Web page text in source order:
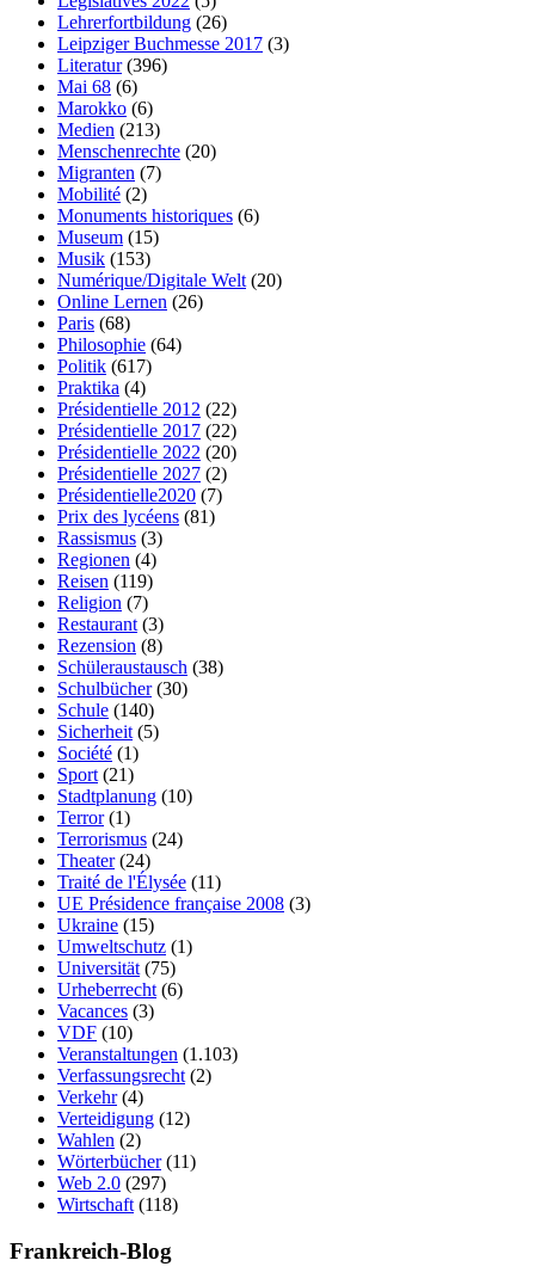
Lehrerfortbildung (26)
Leipziger Buchmesse 2017 (3)
Literatur(396)
Mai 68 (6)
Marokko (6)
Medien (213)
Menschenrechte (20)
Migranten (7)
Mobilité (2)
Monuments historiques (6)
Museum (15)
Musik (153)
Numérique/Digitale Welt (20)
Online Lernen (26)
Paris (68)
Philosophie (64)
Politik (617)
Praktika (4)
Présidentielle 2012 (22)
Présidentielle 2017 (22)
Présidentielle 2022 (20)
Présidentielle 2027 (2)
Présidentielle2020 (7)
Prix des lycéens (81)
Rassismus (3)
Regionen (4)
Reisen (119)
Religion (7)
Restaurant (3)
Rezension (8)
Schüleraustausch (38)
Schulbücher(30)
Schule (140)
Sicherheit (5)
Société (1)
Sport (21)
Stadtplanung (10)
Terror(1)
Terrorismus (24)
Theater(24)
Traité de l'Élysée (11)
UE Présidence française 2008 (3)
Ukraine (15)
Umweltschutz (1)
Universität (75)
Urheberrecht (6)
Vacances (3)
VDF (10)
Veranstaltungen (1.103)
Verfassungsrecht (2)
Verkehr(4)
Verteidigung (12)
Wahlen (2)
Wörterbücher(11)
Web 2.0 (297)
Wirtschaft (118)
Frankreich-Blog